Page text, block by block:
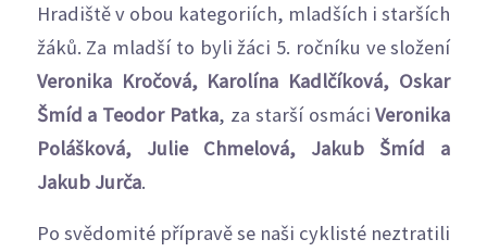
Hradiště v obou kategoriích, mladších i starších
žáků. Za mladší to byli žáci 5. ročníku ve složení
Veronika Kročová, Karolína Kadlčíková, Oskar
Šmíd a Teodor Patka, za starší osmáciVeronika
Polášková, Julie Chmelová, Jakub Šmíd a
Jakub Jurča.
Po svědomité přípravě se naši cyklisté neztratili